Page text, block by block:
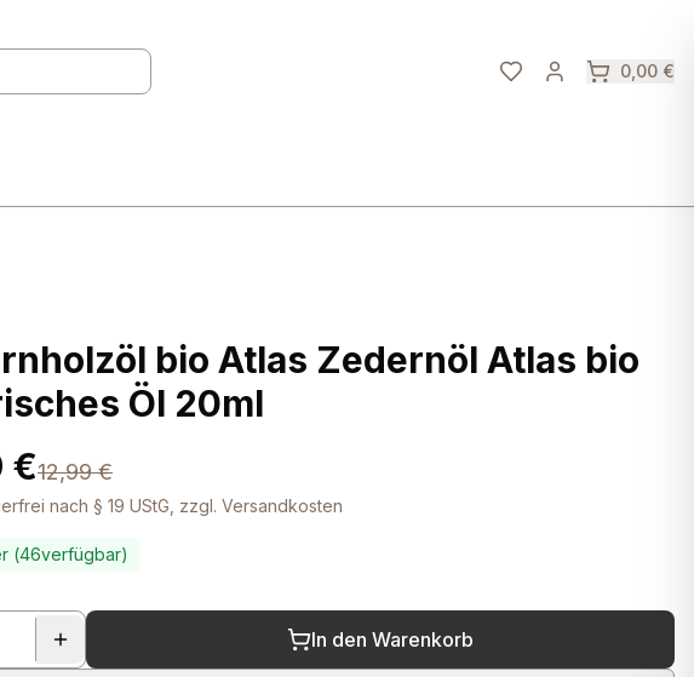
0,00 €
bio Atlas Zedernöl Atlas bio
Öl 20ml
€12,99 €
nach § 19 UStG, zzgl. Versandkosten
(46verfügbar)
In den Warenkorb